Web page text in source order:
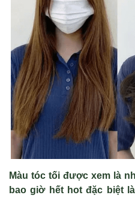
Màu tóc tối được xem là
bao giờ hết hot đặc biệt